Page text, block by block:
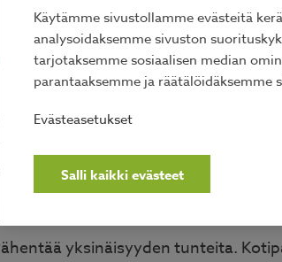
negatiivisesti heidän
apua arjen askareissa, vaan myös
erityisesti niille, joilla ei ole
yksinäisyyden tunteita.
Käytämme sivustollamme evästeitä
analysoidaksemme sivuston
tarjotaksemme sosiaalisen median
parantaaksemme ja räätälöidäksemme
Evästeasetukset
Salli kaikki evästeet